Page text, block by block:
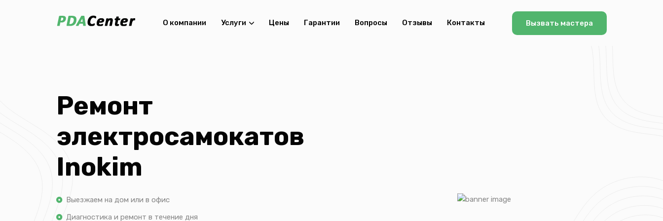
О компании Услуги Цены Гарантии Вопросы Отзывы Контакты Вызвать мастера
Ремонт
электросамокатов
Inokim
Выезжаем на дом или в офис
Диагностика и ремонт в течение дня